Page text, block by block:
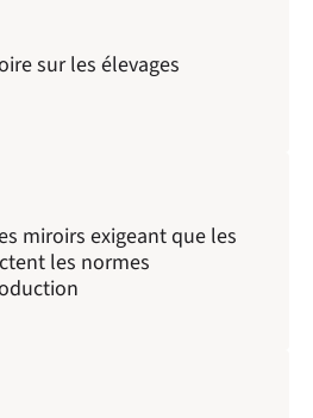
sur les élevages
miroirs exigeant que les
les normes